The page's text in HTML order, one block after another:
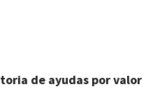
de ayudas por valor